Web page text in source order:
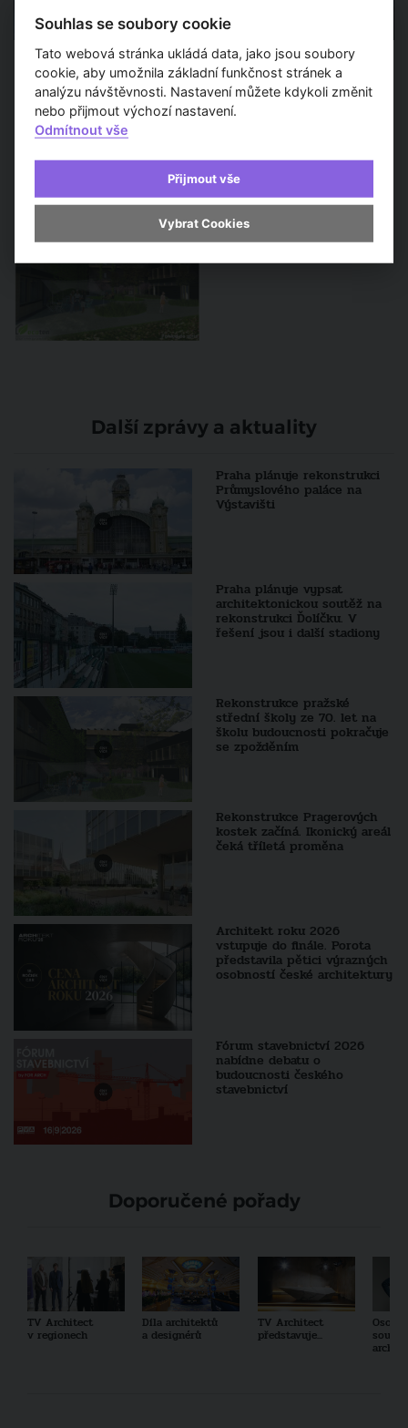
Další zprávy a aktuality
Praha plánuje rekonstrukci
Průmyslového paláce na
Výstavišti
Praha plánuje vypsat
architektonickou soutěž na
rekonstrukci Ďolíčku. V
řešení jsou i další stadiony
Rekonstrukce pražské
střední školy ze 70. let na
školu budoucnosti pokračuje
se zpožděním
Rekonstrukce Pragerových
kostek začíná. Ikonický areál
čeká tříletá proměna
Architekt roku 2026
vstupuje do finále. Porota
představila pětici výrazných
osobností české architektury
Fórum stavebnictví 2026
nabídne debatu o
budoucnosti českého
stavebnictví
Doporučené pořady
TV Architect
v regionech
Díla architektů
a designérů
TV Architect
představuje...
Souhlas se soubory cookie
Tato webová stránka ukládá data, jako jsou soubory
cookie, aby umožnila základní funkčnost stránek a
analýzu návštěvnosti. Nastavení můžete kdykoli změnit
nebo přijmout výchozí nastavení.
Odmítnout vše
Přijmout vše
Vybrat Cookies